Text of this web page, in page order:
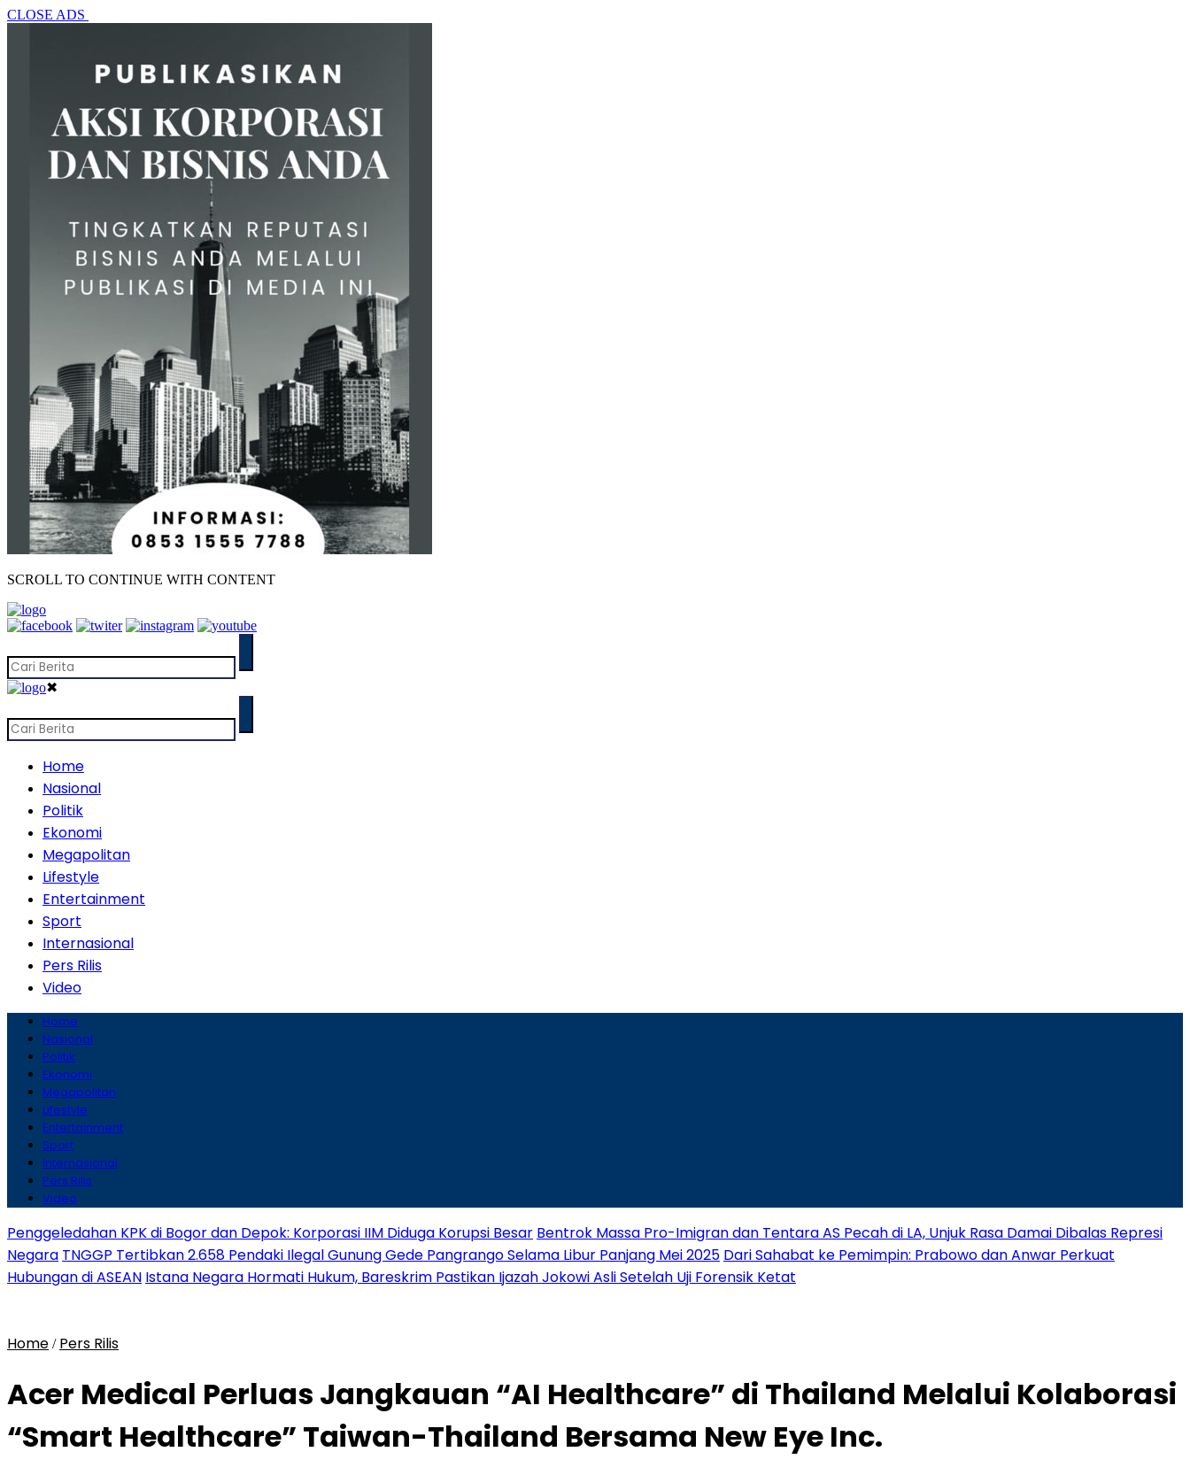
CLOSE ADS
SCROLL TO CONTINUE WITH CONTENT
✖
Home
Nasional
Politik
Ekonomi
Megapolitan
Lifestyle
Entertainment
Sport
Internasional
Pers Rilis
Video
Home
Nasional
Politik
Ekonomi
Megapolitan
Lifestyle
Entertainment
Sport
Internasional
Pers Rilis
Video
Penggeledahan KPK di Bogor dan Depok: Korporasi IIM Diduga Korupsi Besar Bentrok Massa Pro-Imigran dan Tentara AS Pecah di LA, Unjuk Rasa Damai Dibalas Represi
Negara TNGGP Tertibkan 2.658 Pendaki Ilegal Gunung Gede Pangrango Selama Libur Panjang Mei 2025 Dari Sahabat ke Pemimpin: Prabowo dan Anwar Perkuat
Hubungan di ASEAN Istana Negara Hormati Hukum, Bareskrim Pastikan Ijazah Jokowi Asli Setelah Uji Forensik Ketat
Home / Pers Rilis
Acer Medical Perluas Jangkauan “AI Healthcare” di Thailand Melalui Kolaborasi
“Smart Healthcare” Taiwan-Thailand Bersama New Eye Inc.